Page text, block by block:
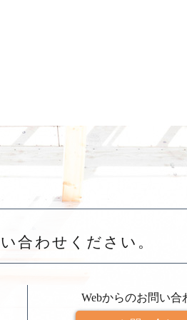
合わせください。
Webからのお問い合